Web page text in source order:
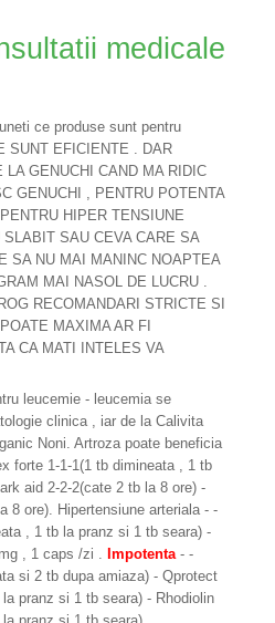
medicale
ce produse sunt pentru
SUNT EFICIENTE . DAR
LA GENUCHI CAND MA RIDIC
GENUCHI , PENTRU POTENTA
HIPER TENSIUNE
SAU CEVA CARE SA
SA NU MAI MANINC NOAPTEA
MAI NASOL DE LUCRU .
RECOMANDARI STRICTE SI
MAXIMA AR FI
CA MATI INTELES VA
leucemie - leucemia se
clinica , iar de la Calivita
Noni. Artroza poate beneficia
forte 1-1-1(1 tb dimineata , 1 tb
aid 2-2-2(cate 2 tb la 8 ore) -
8 ore). Hipertensiune arteriala - -
, 1 tb la pranz si 1 tb seara) -
, 1 caps /zi . Impotenta - -
si 2 tb dupa amiaza) - Qprotect
pranz si 1 tb seara) - Rhodiolin